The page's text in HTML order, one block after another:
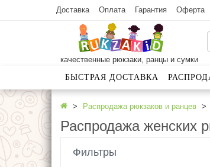
Доставка Оплата Гарантия Оферта
качественные рюкзаки, ранцы и сумки
БЫСТРАЯ ДОСТАВКА
Распродажа рюкзаков и ранцев
Распродажа женских
Фильтры